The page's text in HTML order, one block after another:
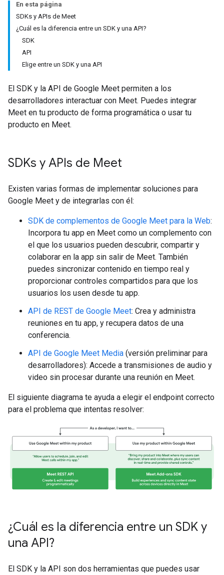
En esta página
SDKs y APIs de Meet
¿Cuál es la diferencia entre un SDK y una API?
SDK
API
Elige entre un SDK y una API
El SDK y la API de Google Meet permiten a los
desarrolladores interactuar con Meet. Puedes integrar
Meet en tu producto de forma programática o usar tu
producto en Meet.
SDKs y APIs de Meet
Existen varias formas de implementar soluciones para
Google Meet y de integrarlas con él:
SDK de complementos de Google Meet para la Web:
Incorpora tu app en Meet como un complemento con
el que los usuarios pueden descubrir, compartir y
colaborar en la app sin salir de Meet. También
puedes sincronizar contenido en tiempo real y
proporcionar controles compartidos para que los
usuarios los usen desde tu app.
API de REST de Google Meet: Crea y administra
reuniones en tu app, y recupera datos de una
conferencia.
API de Google Meet Media (versión preliminar para
desarrolladores): Accede a transmisiones de audio y
video sin procesar durante una reunión en Meet.
El siguiente diagrama te ayuda a elegir el endpoint correcto
para el problema que intentas resolver:
¿Cuál es la diferencia entre un SDK y
una API?
El SDK y la API son dos herramientas que puedes usar